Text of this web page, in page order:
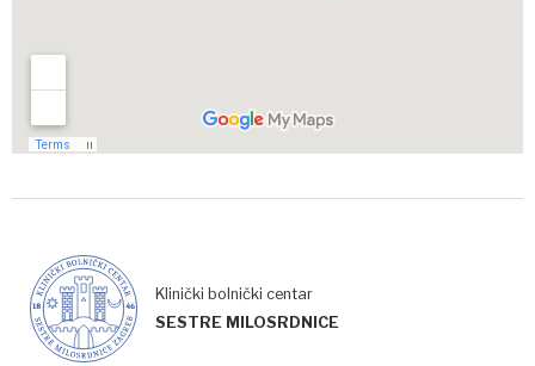
Klinički bolnički centar
SESTRE MILOSRDNICE